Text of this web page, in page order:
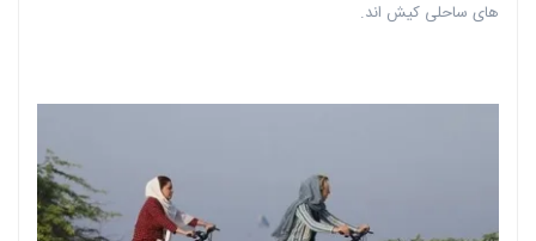
های ساحلی کیش اند.